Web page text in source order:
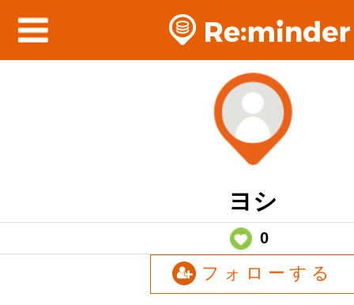
ヨシ
0
フォローする